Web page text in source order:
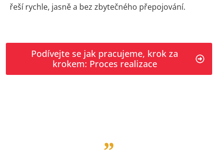
řeší rychle, jasně a bez zbytečného přepojování.
Podívejte se jak pracujeme, krok za
krokem: Proces realizace